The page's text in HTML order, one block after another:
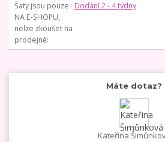
Šaty jsou pouze
NA E-SHOPU,
nelze zkoušet na
prodejně
Dodání 2 - 4 týdny
Máte dotaz?
Kateřina